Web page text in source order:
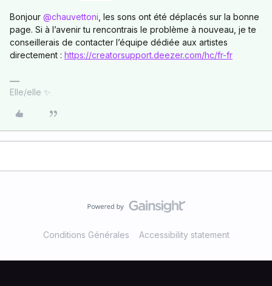
Bonjour ​ @chauvettoni , les sons ont été déplacés sur la bonne
page. Si à l’avenir tu rencontrais le problème à nouveau, je te
conseillerais de contacter l’équipe dédiée aux artistes
directement : https://creatorsupport.deezer.com/hc/fr-fr
Elle/elle ✨
Conditions Générales Accessibility statement